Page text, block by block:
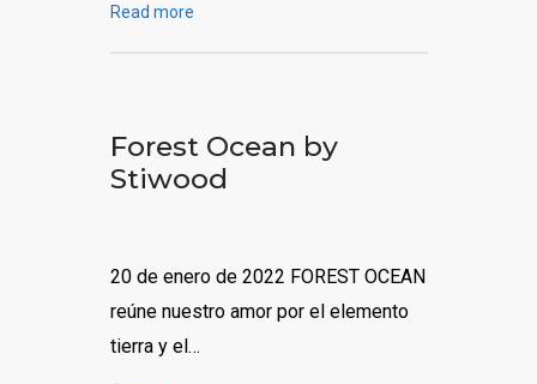
Read more
Forest Ocean by
Stiwood
20 de enero de 2022 FOREST OCEAN
reúne nuestro amor por el elemento
tierra y el…